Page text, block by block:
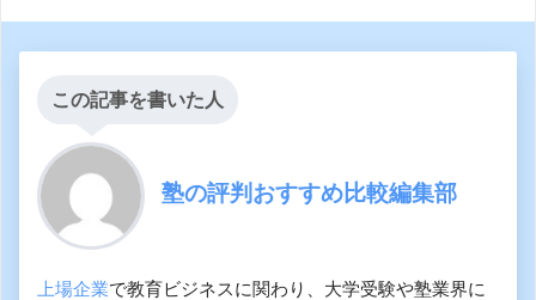
この記事を書いた人
塾の評判おすすめ比較編集部
上場企業で教育ビジネスに関わり、大学受験や塾業界に